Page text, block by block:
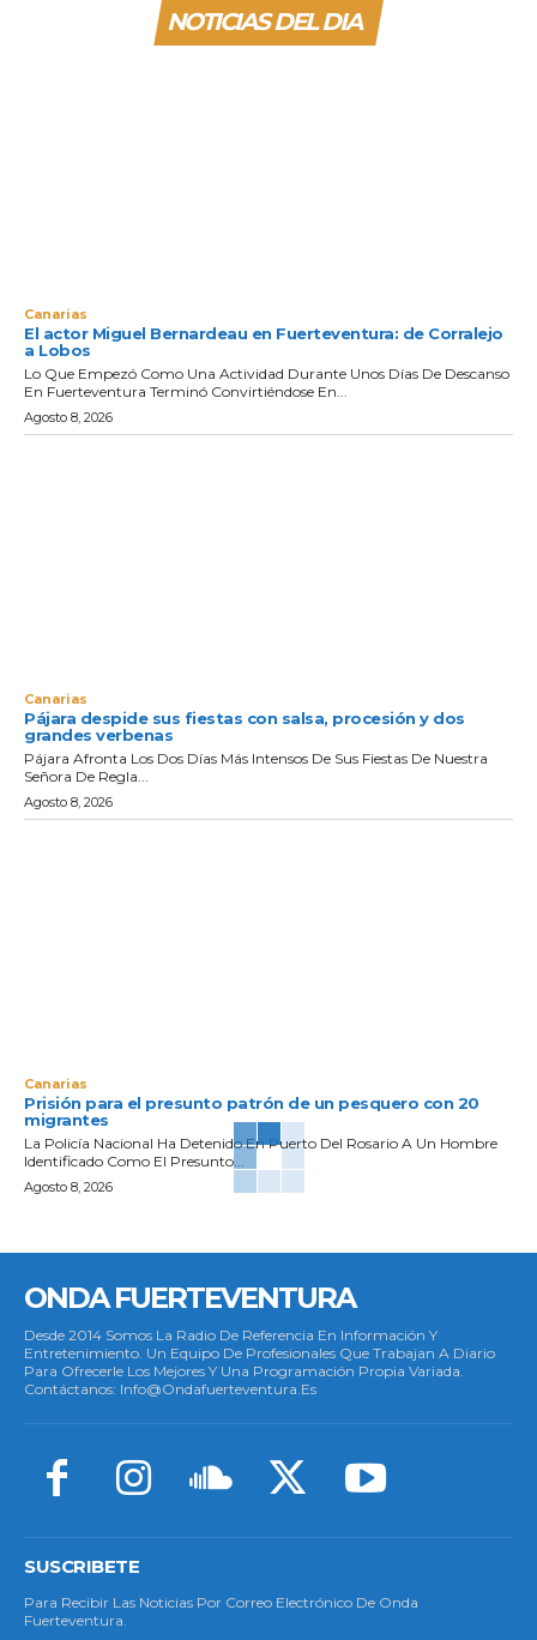
NOTICIAS DEL DIA
Canarias
El actor Miguel Bernardeau en Fuerteventura: de Corralejo
a Lobos
Lo Que Empezó Como Una Actividad Durante Unos Días De Descanso
En Fuerteventura Terminó Convirtiéndose En...
Agosto 8, 2026
Canarias
Pájara despide sus fiestas con salsa, procesión y dos
grandes verbenas
Pájara Afronta Los Dos Días Más Intensos De Sus Fiestas De Nuestra
Señora De Regla...
Agosto 8, 2026
Canarias
Prisión para el presunto patrón de un pesquero con 20
migrantes
La Policía Nacional Ha Detenido En Puerto Del Rosario A Un Hombre
Identificado Como El Presunto...
Agosto 8, 2026
ONDA FUERTEVENTURA
Desde 2014 Somos La Radio De Referencia En Información Y
Entretenimiento. Un Equipo De Profesionales Que Trabajan A Diario
Para Ofrecerle Los Mejores Y Una Programación Propia Variada.
Contáctanos: Info@ondafuerteventura.es
SUSCRIBETE
Para Recibir Las Noticias Por Correo Electrónico De Onda
Fuerteventura.